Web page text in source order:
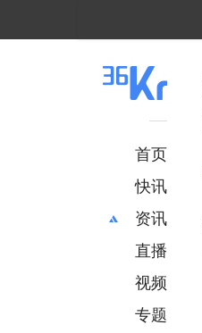
首页
快讯
资讯
推荐
财经
项目推荐
直播
视频
专题